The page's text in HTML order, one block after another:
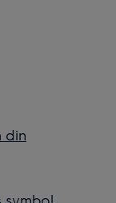
din
symbol